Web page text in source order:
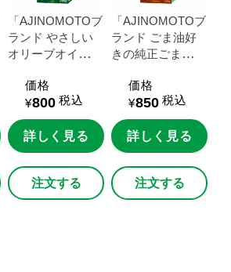
「AJINOMOTOブ
ランドやさしい
オリーブオイ
マートグリーンパ
ック
価格
¥800 税込
詳しく見る
注文する
「AJINOMOTOブ
ランド ごま油好
きの純正ごま
マートグリーンパ
ック
価格
¥850 税込
詳しく見る
注文する